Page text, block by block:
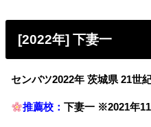
[2022年] 下妻一
センバツ2022年 茨城県 21世
推薦校：下妻一 ※2021年